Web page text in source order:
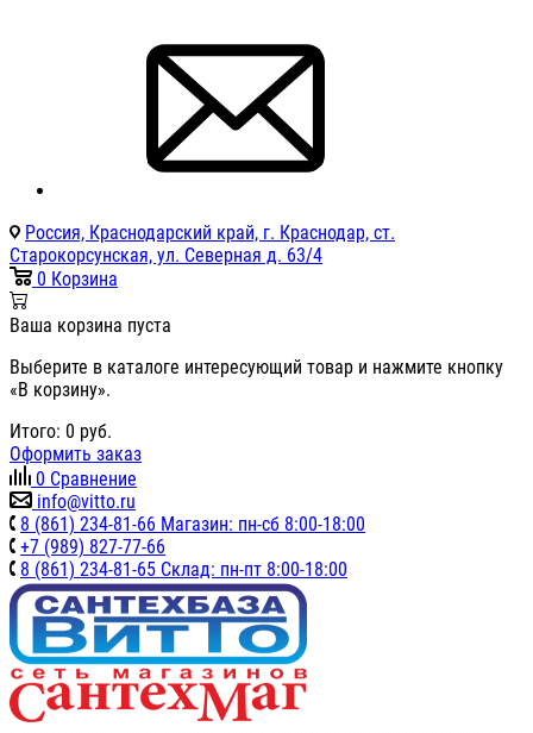
Россия, Краснодарский край, г. Краснодар, ст.
Старокорсунская, ул. Северная д. 63/4
0 Корзина
Ваша корзина пуста
Выберите в каталоге интересующий товар и нажмите кнопку
«В корзину».
Итого: 0 руб.
Оформить заказ
0 Сравнение
info@vitto.ru
8 (861) 234-81-66 Магазин: пн-сб 8:00-18:00
+7 (989) 827-77-66
8 (861) 234-81-65 Склад: пн-пт 8:00-18:00